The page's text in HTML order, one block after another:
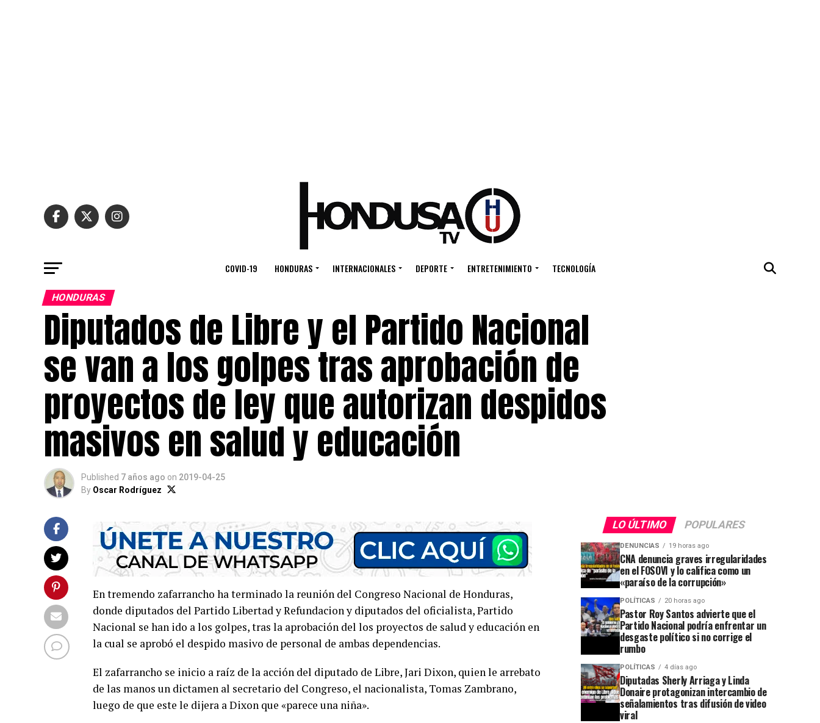
COVID-19 HONDURAS INTERNACIONALES DEPORTE ENTRETENIMIENTO TECNOLOGÍA
HONDURAS
Diputados de Libre y el Partido Nacional
se van a los golpes tras aprobación de
proyectos de ley que autorizan despidos
masivos en salud y educación
Published 7 años ago on 2019-04-25
By Oscar Rodríguez
En tremendo zafarrancho ha terminado la reunión del Congreso Nacional de Honduras,
donde diputados del Partido Libertad y Refundacion y diputados del oficialista, Partido
Nacional se han ido a los golpes, tras la aprobación del los proyectos de salud y educación en
la cual se aprobó el despido masivo de personal de ambas dependencias.
El zafarrancho se inicio a raíz de la acción del diputado de Libre, Jari Dixon, quien le arrebato
de las manos un dictamen al secretario del Congreso, el nacionalista, Tomas Zambrano,
luego de que este le dijera a Dixon que «parece una niña».
LO ÚLTIMO POPULARES
DENUNCIAS 19 horas ago
CNA denuncia graves irregularidades
en el FOSOVI y lo califica como un
«paraíso de la corrupción»
POLÍTICAS 20 horas ago
Pastor Roy Santos advierte que el
Partido Nacional podría enfrentar un
desgaste político si no corrige el
rumbo
POLÍTICAS 4 días ago
Diputadas Sherly Arriaga y Linda
Donaire protagonizan intercambio de
señalamientos tras difusión de video
viral